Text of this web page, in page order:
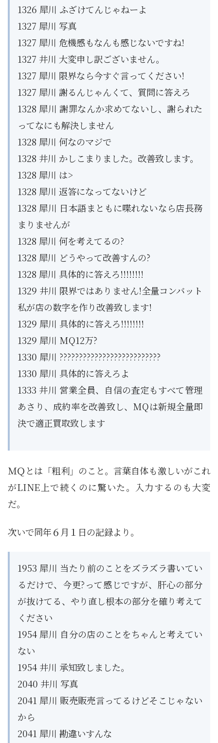
1326 犀川 ふざけてんじゃねーよ
1327 犀川 写真
1327 犀川 危機感もなんも感じないですね!
1327 井川 大変申し訳ございません。
1327 犀川 限界なら今すぐ言ってください!
1327 犀川 謝るんじゃんくて、質問に答えろ
1328 犀川 謝罪なんか求めてないし、謝られた
ってなにも解決しません
1328 犀川 何なのマジで
1328 井川 かしこまりました。改善致します。
1328 犀川 は>
1328 犀川 返答になってないけど
1328 犀川 日本語まともに喋れないなら店長務
まりませんが
1328 犀川 何を考えてるの?
1328 犀川 どうやって改善すんの?
1328 犀川 具体的に答えろ!!!!!!!!
1329 井川 限界ではありません!全量コンバット
私が店の数字を作り改善致します!
1329 犀川 具体的に答えろ!!!!!!!!
1329 犀川 MQ12万?
1330 犀川 ??????????????????????????
1330 犀川 具体的に答えろよ
1333 井川 営業全員、自信の査定もすべて管理
あさり、成約率を改善致し、MQは新規全量即
決で適正買取致します
ＭＱとは「粗利」のこと。言葉自体も激しいがこれ
がLINE上で続くのに驚いた。入力するのも大変
だ。
次いで同年６月１日の記録より。
1953 犀川 当たり前のことをズラズラ書いてい
るだけで、今更?って感じですが、肝心の部分
が抜けてる、やり直し根本の部分を確り考えて
ください
1954 犀川 自分の店のことをちゃんと考えてい
ない
1954 井川 承知致しました。
2040 井川 写真
2041 犀川 販売販売言ってるけどそこじゃない
から
2041 犀川 勘違いすんな